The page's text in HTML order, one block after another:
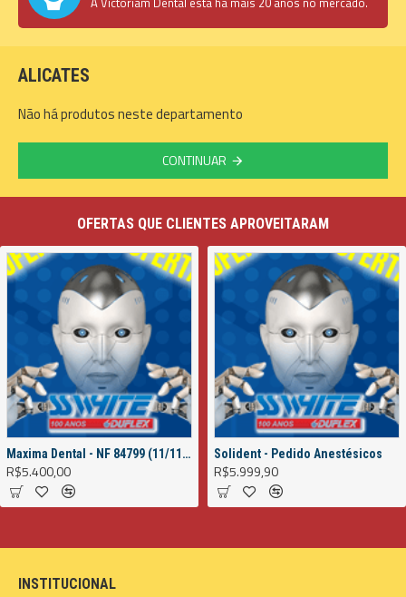
ALICATES
Não há produtos neste departamento
CONTINUAR
OFERTAS QUE CLIENTES APROVEITARAM
Maxima Dental - NF 84799 (11/11/2022)
R$5.400,00
Solident - Pedido Anestésicos
R$5.999,90
INSTITUCIONAL